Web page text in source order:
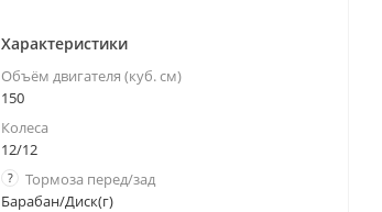
Характеристики
Объём двигателя (куб. см)
150
Колеса
12/12
?
Тормоза перед/зад
Барабан/Диск(г)